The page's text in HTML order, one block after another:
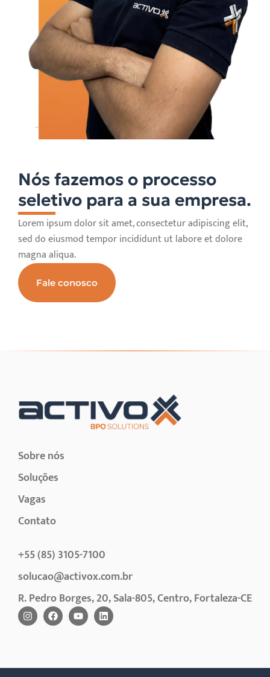
Nós fazemos o processo
seletivo para a sua empresa.
Lorem ipsum dolor sit amet, consectetur adipiscing elit,
sed do eiusmod tempor incididunt ut labore et dolore
magna aliqua.
Fale conosco
Sobre nós
Soluções
Vagas
Contato
+55 (85) 3105-7100
solucao@activox.com.br
R. Pedro Borges, 20, Sala-805, Centro, Fortaleza-CE